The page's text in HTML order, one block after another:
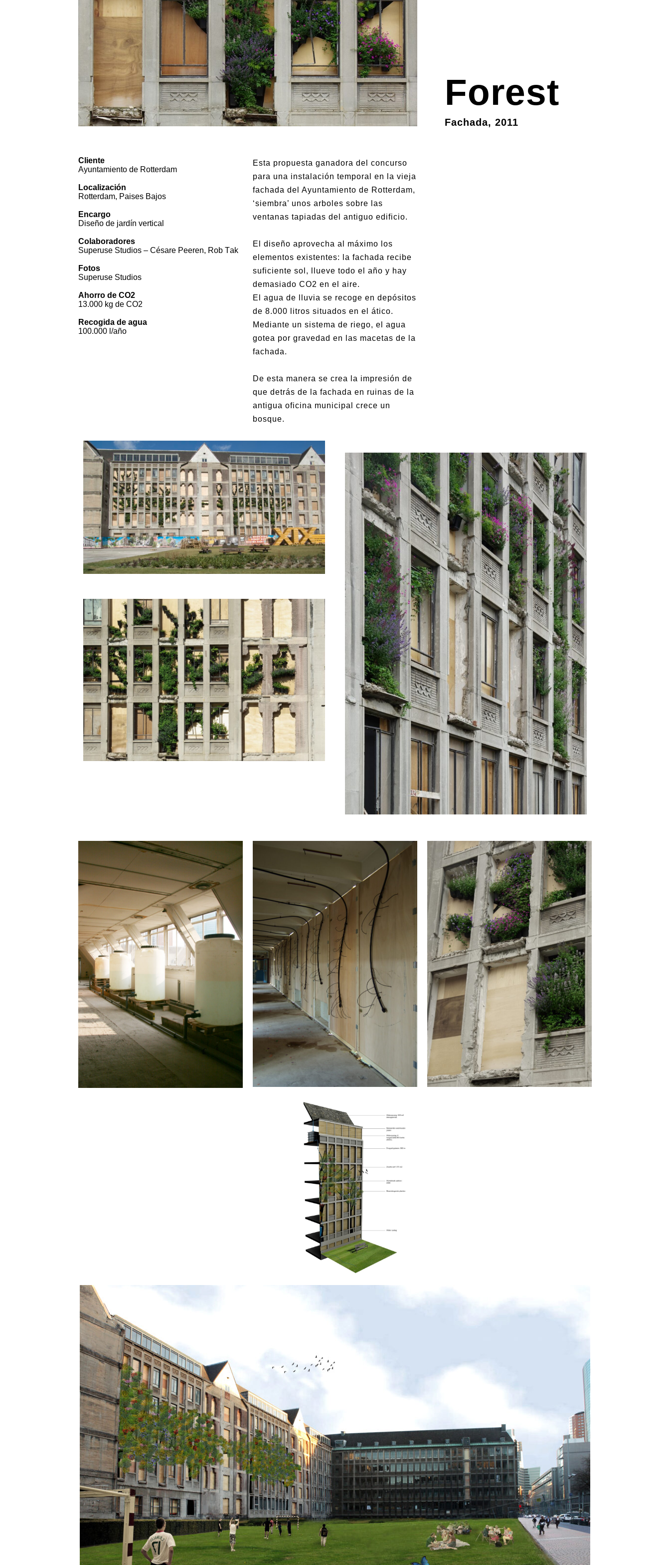
Forest
Fachada, 2011
Cliente
Ayuntamiento de Rotterdam
Localización
Rotterdam, Paises Bajos
Encargo
Diseño de jardín vertical
Colaboradores
Superuse Studios – Césare Peeren, Rob Tak
Fotos
Superuse Studios
Ahorro de CO2
13.000 kg de CO2
Recogida de agua
100.000 l/año
Esta propuesta ganadora del concurso
para una instalación temporal en la vieja
fachada del Ayuntamiento de Rotterdam,
‘siembra’ unos arboles sobre las
ventanas tapiadas del antiguo edificio.
El diseño aprovecha al máximo los
elementos existentes: la fachada recibe
suficiente sol, llueve todo el año y hay
demasiado CO2 en el aire.
El agua de lluvia se recoge en depósitos
de 8.000 litros situados en el ático.
Mediante un sistema de riego, el agua
gotea por gravedad en las macetas de la
fachada.
De esta manera se crea la impresión de
que detrás de la fachada en ruinas de la
antigua oficina municipal crece un
bosque.